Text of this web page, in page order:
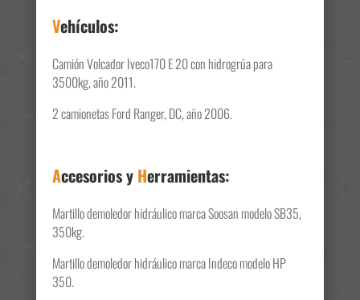
Vehículos:
Camión Volcador Iveco170 E 20 con hidrogrúa para
3500kg, año 2011.
2 camionetas Ford Ranger, DC, año 2006.
Accesorios y Herramientas:
Martillo demoledor hidráulico marca Soosan modelo SB35,
350kg.
Martillo demoledor hidráulico marca Indeco modelo HP
350.